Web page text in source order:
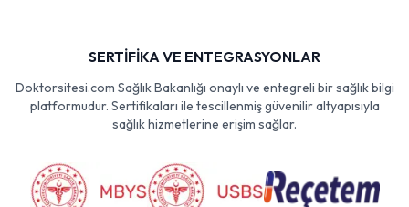
SERTİFİKA VE ENTEGRASYONLAR
Doktorsitesi.com Sağlık Bakanlığı onaylı ve entegreli bir sağlık bilgi
platformudur. Sertifikaları ile tescillenmiş güvenilir altyapısıyla
sağlık hizmetlerine erişim sağlar.